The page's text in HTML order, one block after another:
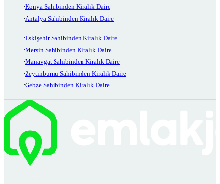
Konya Sahibinden Kiralık Daire
Antalya Sahibinden Kiralık Daire
Eskişehir Sahibinden Kiralık Daire
Mersin Sahibinden Kiralık Daire
Manavgat Sahibinden Kiralık Daire
Zeytinburnu Sahibinden Kiralık Daire
Gebze Sahibinden Kiralık Daire